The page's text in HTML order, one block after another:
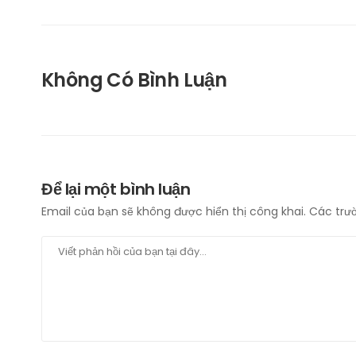
Không Có Bình Luận
Để lại một bình luận
Email của bạn sẽ không được hiển thị công khai. Các